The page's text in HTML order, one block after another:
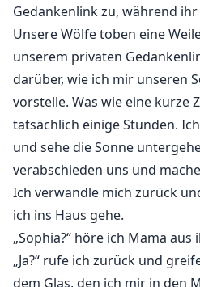
Gedankenlink zu, während
Unsere Wölfe toben eine
unserem privaten
darüber, wie ich mir unseren
vorstelle. Was wie eine kurze
tatsächlich einige Stunden.
und sehe die Sonne
verabschieden uns und
Ich verwandle mich zurück
ich ins Haus gehe.
„Sophia?“ höre ich Mama
„Ja?“ rufe ich zurück und
dem Glas, den ich mir in den